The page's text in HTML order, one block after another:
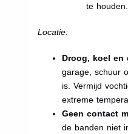
te houden.
Locatie:
Droog, koel en
garage, schuur
is. Vermijd
extreme
Geen contact
de banden niet